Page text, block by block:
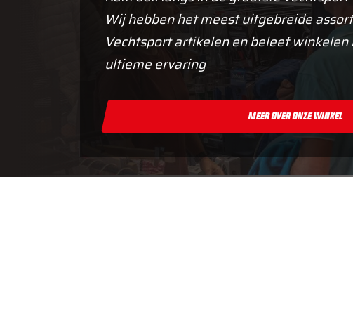
Wij hebben het meest uitgebreide
Vechtsport artikelen en beleef winkelen
ultieme ervaring
Meer Over Onze Winkel